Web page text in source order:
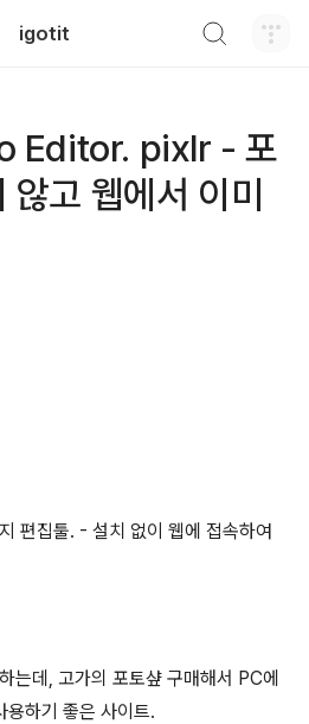
igotit
Editor. pixlr - 포
고 웹에서 이미
편집툴. - 설치 없이 웹에 접속하여
는데, 고가의 포토샾 구매해서 PC에
용하기 좋은 사이트.